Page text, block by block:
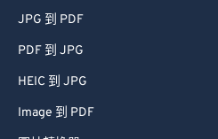
JPG 到 PDF
PDF 到 JPG
HEIC 到 JPG
Image 到 PDF